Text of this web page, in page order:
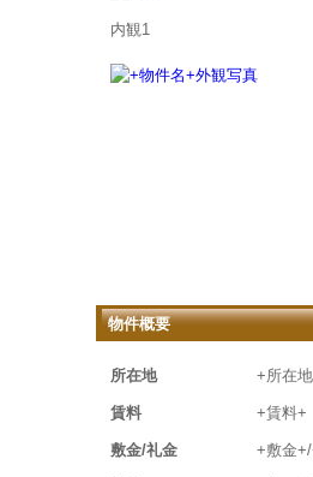
内観1
物件概要
所在地 +所在
賃料 +賃料+
敷金/礼金 +敷金